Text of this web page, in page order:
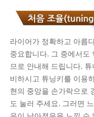
라이어가 정확하고 아름
중요합니다. 그 중에서도
므로 안내해 드립니다.
비하시고 튜닝키를 이용
현의 중앙을 손가락으로
도 눌러 주세요. 그러면